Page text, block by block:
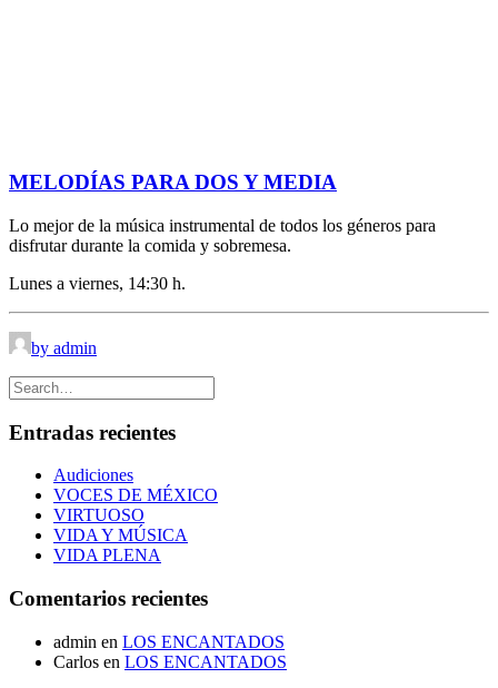
MELODÍAS PARA DOS Y MEDIA
Lo mejor de la música instrumental de todos los géneros para
disfrutar durante la comida y sobremesa.
Lunes a viernes, 14:30 h.
by admin
Entradas recientes
Audiciones
VOCES DE MÉXICO
VIRTUOSO
VIDA Y MÚSICA
VIDA PLENA
Comentarios recientes
admin en LOS ENCANTADOS
Carlos en LOS ENCANTADOS